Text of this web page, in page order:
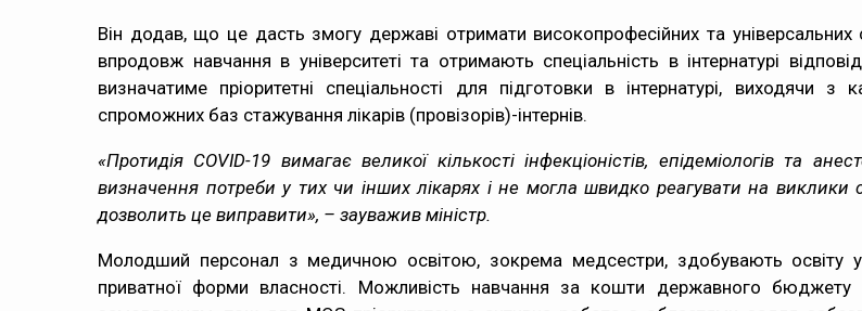
Він додав, що це дасть змогу державі отримати високопрофесійних та універсальних
впродовж навчання в університеті та отримають спеціальність в інтернатурі
визначатиме пріоритетні спеціальності для підготовки в інтернатурі, виходячи
спроможних баз стажування лікарів (провізорів)-інтернів.
«Протидія COVID-19 вимагає великої кількості інфекціоністів, епідеміологів та
визначення потреби у тих чи інших лікарях і не могла швидко реагувати на виклики
дозволить це виправити», – зауважив міністр.
Молодший персонал з медичною освітою, зокрема медсестри, здобувають освіту
приватної форми власності. Можливість навчання за кошти державного бюджету